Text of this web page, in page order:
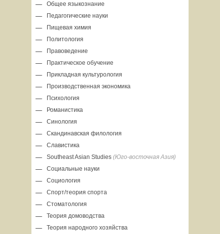
Общее языкознание
Педагогические науки
Пищевая химия
Политология
Правоведение
Практическое обучение
Прикладная культурология
Производственная экономика
Психология
Романистика
Синология
Скандинавская филология
Славистика
Southeast Asian Studies (Юго-восточнаяАзия)
Социальные науки
Социология
Спорт/теория спорта
Стоматология
Теория домоводства
Теория народного хозяйства